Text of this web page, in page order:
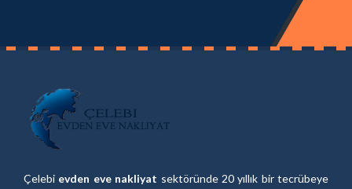
Çelebi evden eve nakliyat sektöründe 20 yıllık bir tecrübeye